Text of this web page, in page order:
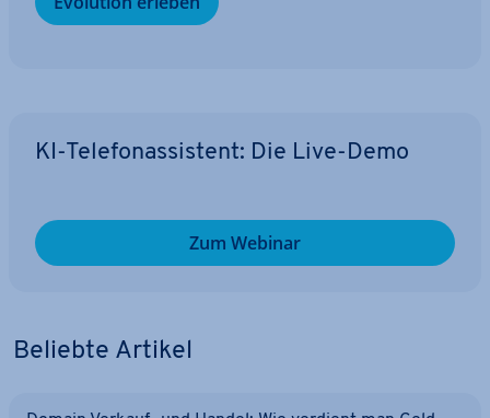
KI-Te­le­fon­as­sis­tent: Die Live-Demo
Zum Webinar
Beliebte Artikel